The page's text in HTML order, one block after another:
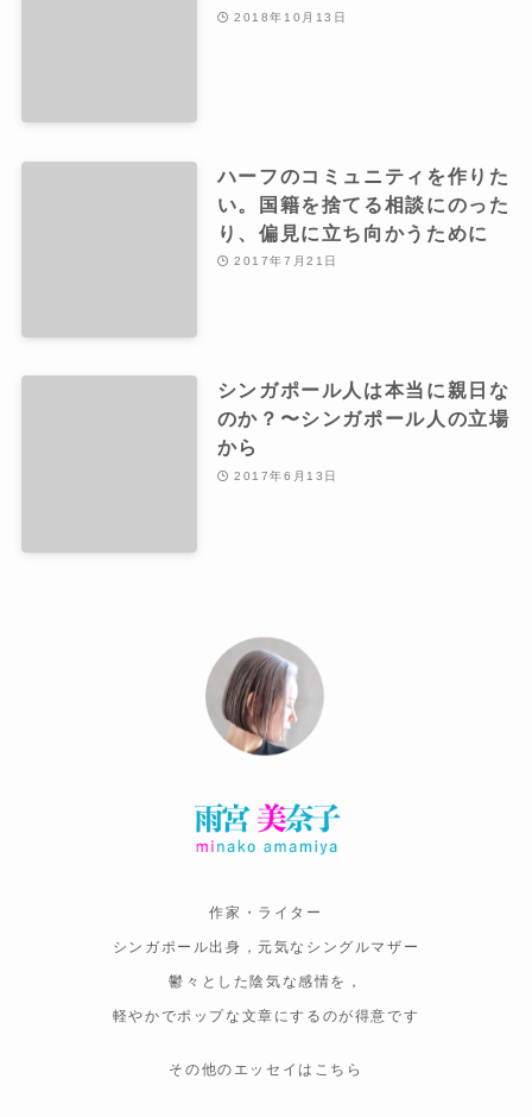
2018年10月13日
ハーフのコミュニティを作りた
い。国籍を捨てる相談にのった
り、偏見に立ち向かうために
2017年7月21日
シンガポール人は本当に親日な
のか？〜シンガポール人の立場
から
2017年6月13日
作家・ライター
シンガポール出身，元気なシングルマザー
鬱々とした陰気な感情を，
軽やかでポップな文章にするのが得意です
その他のエッセイはこちら